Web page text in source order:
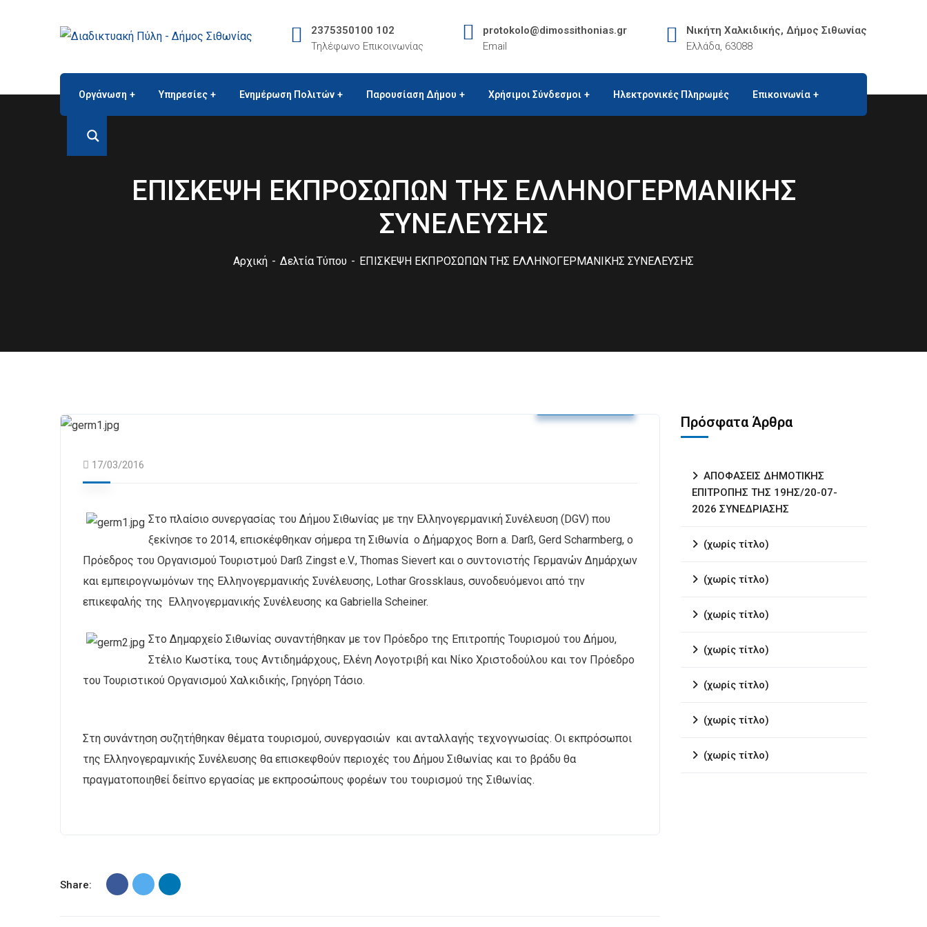
2375350100 102
Τηλέφωνο Επικοινωνίας
protokolo@dimossithonias.gr
Email
Νικήτη Χαλκιδικής, Δήμος Σιθωνίας
Ελλάδα, 63088
Οργάνωση Υπηρεσίες Ενημέρωση Πολιτών Παρουσίαση Δήμου Χρήσιμοι Σύνδεσμοι Ηλεκτρονικές Πληρωμές Επικοινωνία
ΕΠΙΣΚΕΨΗ ΕΚΠΡΟΣΩΠΩΝ ΤΗΣ ΕΛΛΗΝΟΓΕΡΜΑΝΙΚΗΣ
ΣΥΝΕΛΕΥΣΗΣ
Αρχική Δελτία Τύπου ΕΠΙΣΚΕΨΗ ΕΚΠΡΟΣΩΠΩΝ ΤΗΣ ΕΛΛΗΝΟΓΕΡΜΑΝΙΚΗΣ ΣΥΝΕΛΕΥΣΗΣ
17/03/2016
Στο πλαίσιο συνεργασίας του Δήμου Σιθωνίας με την Ελληνογερμανική Συνέλευση (DGV) που
ξεκίνησε το 2014, επισκέφθηκαν σήμερα τη Σιθωνία ο Δήμαρχος Born a. Darß, Gerd Scharmberg, ο
Πρόεδρος του Οργανισμού Τουριστμού Darß Zingst e.V., Thomas Sievert και ο συντονιστής Γερμανών Δημάρχων
και εμπειρογνωμόνων της Ελληνογερμανικής Συνέλευσης, Lothar Grossklaus, συνοδευόμενοι από την
επικεφαλής της Ελληνογερμανικής Συνέλευσης κα Gabriella Scheiner.
Στο Δημαρχείο Σιθωνίας συναντήθηκαν με τον Πρόεδρο της Επιτροπής Τουρισμού του Δήμου,
Στέλιο Κωστίκα, τους Αντιδημάρχους, Ελένη Λογοτριβή και Νίκο Χριστοδούλου και τον Πρόεδρο
του Τουριστικού Οργανισμού Χαλκιδικής, Γρηγόρη Τάσιο.
Στη συνάντηση συζητήθηκαν θέματα τουρισμού, συνεργασιών και ανταλλαγής τεχνογνωσίας. Οι εκπρόσωποι
της Ελληνογεραμνικής Συνέλευσης θα επισκεφθούν περιοχές του Δήμου Σιθωνίας και το βράδυ θα
πραγματοποιηθεί δείπνο εργασίας με εκπροσώπους φορέων του τουρισμού της Σιθωνίας.
Share:
Πρόσφατα Άρθρα
ΑΠΟΦΑΣΕΙΣ ΔΗΜΟΤΙΚΗΣ
ΕΠΙΤΡΟΠΗΣ ΤΗΣ 19ΗΣ/20-07-
2026 ΣΥΝΕΔΡΙΑΣΗΣ
(χωρίς τίτλο)
(χωρίς τίτλο)
(χωρίς τίτλο)
(χωρίς τίτλο)
(χωρίς τίτλο)
(χωρίς τίτλο)
(χωρίς τίτλο)